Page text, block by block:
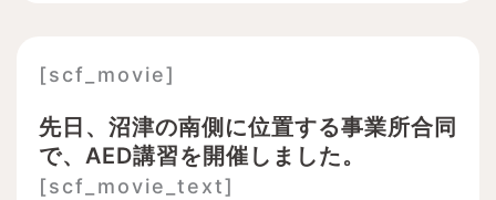
[scf_movie]
先日、沼津の南側に位置する事業所合同
で、AED講習を開催しました。
[scf_movie_text]